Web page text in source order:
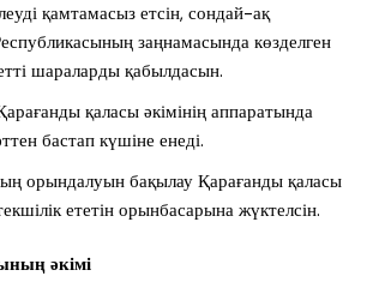
қамтамасыз етсін, сондай-ақ
заңнамасында көзделген
шараларды қабылдасын.
қаласы әкімінің аппаратында
бастап күшіне енеді.
орындалуын бақылау Қарағанды қаласы
ететін орынбасарына жүктелсін.
қаласының әкімі